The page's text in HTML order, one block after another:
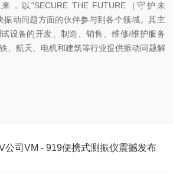
，以“SECURE THE FUTURE（守护未
振动问题方面的伙伴参与到各个领域。其主
设备的开发、制造、销售、维修/维护服务
、航天、电机和建筑等行业提供振动问题解
公司VM - 919便携式测振仪震撼发布